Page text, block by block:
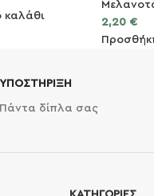
καλάθι
2,20 €
ΥΠΟΣΤΗΡΙΞΗ
Πάντα δίπλα σας